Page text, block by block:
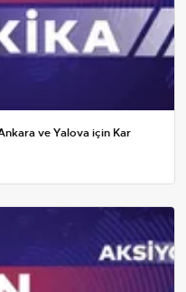
ve Yalova için Kar